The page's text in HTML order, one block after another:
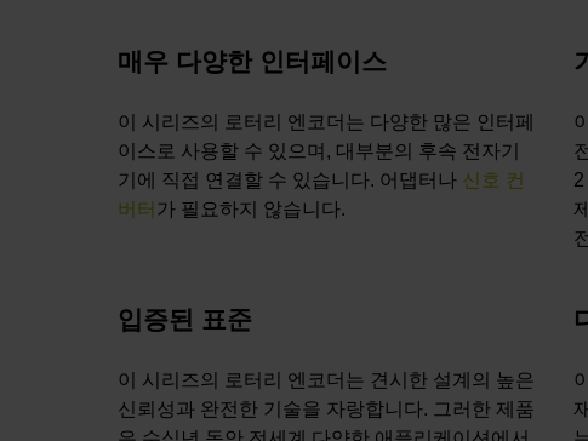
매우 다양한 인터페이스
이 시리즈의 로터리 엔코더는 다양한 많은 인터페
이스로 사용할 수 있으며, 대부분의 후속 전자기
기에 직접 연결할 수 있습니다. 어댑터나 신호 컨
버터 가 필요하지 않습니다.
입증된 표준
이 시리즈의 로터리 엔코더는 견시한 설계의 높은
신뢰성과 완전한 기술을 자랑합니다. 그러한 제품